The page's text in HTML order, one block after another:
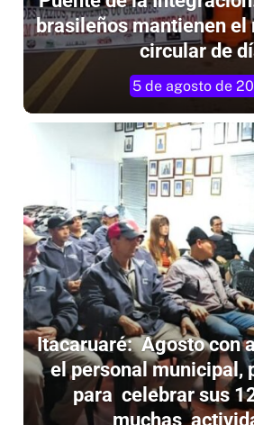
brasileños mantienen el
circular de
5 de agosto de
Itacaruaré: Agosto con
el personal municipal,
para celebrar sus
muchas